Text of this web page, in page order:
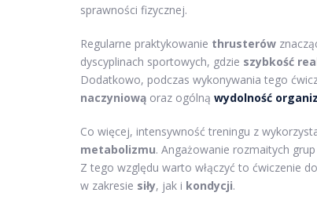
sprawności fizycznej.
Regularne praktykowanie thrusterów
dyscyplinach sportowych, gdzie szybkość
Dodatkowo, podczas wykonywania tego
naczyniową oraz ogólną wydolność
Co więcej, intensywność treningu z
metabolizmu. Angażowanie rozmaitych
Z tego względu warto włączyć to ćwiczenie
w zakresie siły, jak i kondycji.